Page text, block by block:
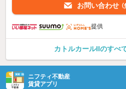
お問い合わせ
提供
カトルカールIIのすべ
ニフティ不動産
賃貸アプリ